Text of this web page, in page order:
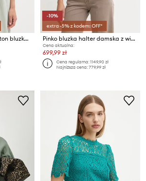
United Colors of Benetton bluzka damska lniana
-10%
extra -5% z kodem: OFF*
Pinko bluzka halter damska z wiskozą
Cena aktualna:
699,99 zł
Cena regularna:1149,90 zł
Najniższa cena:779,99 zł